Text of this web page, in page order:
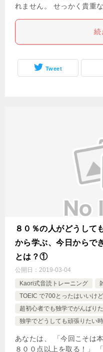
れません。 せっかく貴重
続
Tweet
８０％の人がどうして
から学ぶ、今日からで
とは？①
公開日： 2019-03-04
Kaori式音読トレーニング
TOEIC で700とったはいいけ
超初心者でも独学でがんばり
独学でどうしても頑張りたい時
あなたは、 「今回こそは
８００点以上を取る！」